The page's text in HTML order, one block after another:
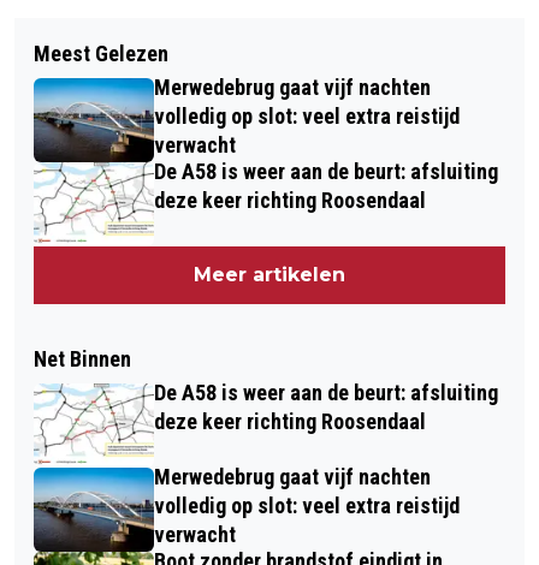
Meest Gelezen
Merwedebrug gaat vijf nachten
volledig op slot: veel extra reistijd
verwacht
De A58 is weer aan de beurt: afsluiting
deze keer richting Roosendaal
Meer artikelen
Net Binnen
De A58 is weer aan de beurt: afsluiting
deze keer richting Roosendaal
Merwedebrug gaat vijf nachten
volledig op slot: veel extra reistijd
verwacht